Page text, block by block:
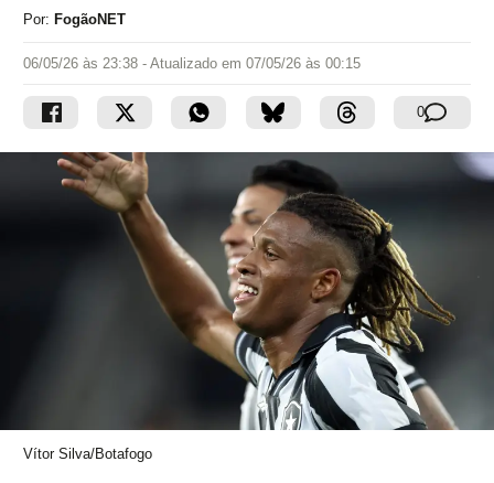
Por: FogãoNET
06/05/26 às 23:38 - Atualizado em 07/05/26 às 00:15
0
Vítor Silva/Botafogo